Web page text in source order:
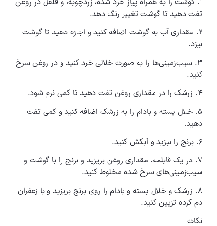
۱. گوشت را به همراه پیاز خرد شده، زردچوبه، و فلفل در روغن
تفت دهید تا گوشت تغییر رنگ دهد.
۲. مقداری آب به گوشت اضافه کنید و اجازه دهید تا گوشت
بپزد.
۳. سیب‌زمینی‌ها را به صورت خلالی خرد کنید و در روغن سرخ
کنید.
۴. زرشک را در مقداری روغن تفت دهید تا کمی نرم شود.
۵. خلال پسته و بادام را به زرشک اضافه کنید و کمی تفت
دهید.
۶. برنج را بپزید و آبکش کنید.
۷. در یک قابلمه، مقداری روغن بریزید و برنج را با گوشت و
سیب‌زمینی‌های سرخ شده مخلوط کنید.
۸. زرشک و خلال پسته و بادام را روی برنج بریزید و با زعفران
دم کرده تزیین کنید.
نکات